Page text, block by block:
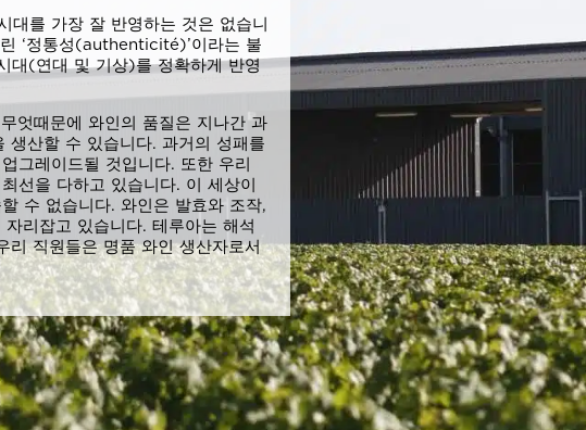
대를 가장 잘 반영하는 것은 없습니
‘정통성(authenticité)’이라는 불
대(연대 및 기상)를 정확하게 반영
엇때문에 와인의 품질은 지나간 과
생산할 수 있습니다. 과거의 성패를
그레이드될 것입니다. 또한 우리
선을 다하고 있습니다. 이 세상이
수 없습니다. 와인은 발효와 조작,
리잡고 있습니다. 테루아는 해석
리 직원들은 명품 와인 생산자로서